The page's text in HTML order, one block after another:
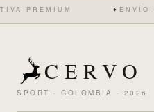
PREMIUM ENVÍO
CERVO
SPORT · COLOMBIA · 2026